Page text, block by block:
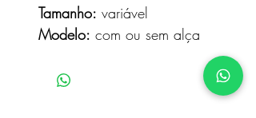
Tamanho: variável
Modelo: com ou sem alça